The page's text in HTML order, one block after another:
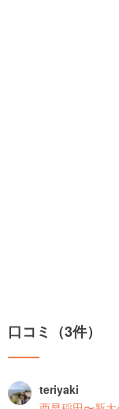
口コミ（3件）
teriyaki